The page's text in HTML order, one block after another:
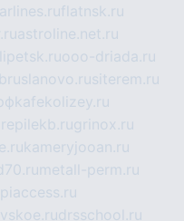
flatnsk.ru
astroline.net.ru
ooo-driada.ru
bruslanovo.rusiterem.ru
kafekolizey.ru
grinox.ru
kameryjooan.ru
metall-perm.ru
drsschool.ru